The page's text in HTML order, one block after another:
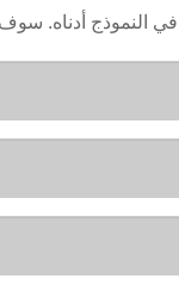
أدناه. سوف نقوم